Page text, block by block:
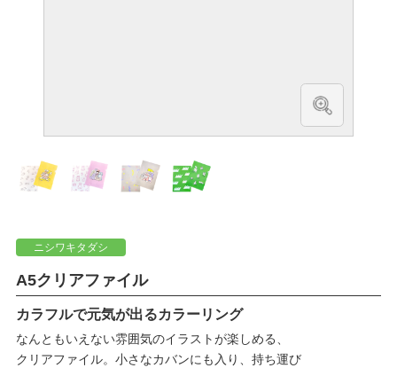
ニシワキタダシ
A5クリアファイル
カラフルで元気が出るカラーリング
なんともいえない雰囲気のイラストが楽しめる、
クリアファイル。小さなカバンにも入り、持ち運び